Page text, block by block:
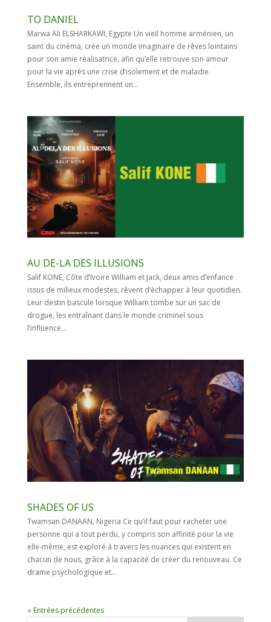
TO DANIEL
Marwa Ali ELSHARKAWI, Egypte Un vieil homme arménien, un
saint du cinéma, crée un monde imaginaire de rêves lointains
pour son amie réalisatrice, afin qu’elle retrouve son amour
pour la vie après une crise d’isolement et de maladie.
Ensemble, ils entreprennent un...
AU DE-LA DES ILLUSIONS
Salif KONE, Côte d’Ivoire William et Jack, deux amis d’enfance
issus de milieux modestes, rêvent d’échapper à leur quotidien.
Leur destin bascule lorsque William tombe sur un sac de
drogue, les entraînant dans le monde criminel sous
l’influence...
SHADES OF US
Twamsan DANAAN, Nigeria Ce qu’il faut pour racheter une
personne qui a tout perdu, y compris son affinité pour la vie
elle-même, est exploré à travers les nuances qui existent en
chacun de nous, grâce à la capacité de créer du renouveau. Ce
drame psychologique et...
« Entrées précédentes